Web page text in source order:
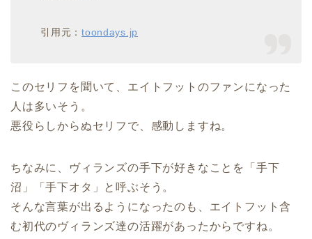
引用元：toondays.jp
このセリフを聞いて、エイトフットのファンになった
人は多いそう。
悪役らしからぬセリフで、感動しますね。
ちなみに、ヴィランズの手下が好きなことを「手下
沼」「手下オタ」と呼ぶそう。
そんな言葉が出るようになったのも、エイトフット含
む初代のヴィランズ達の活躍があったからですね。